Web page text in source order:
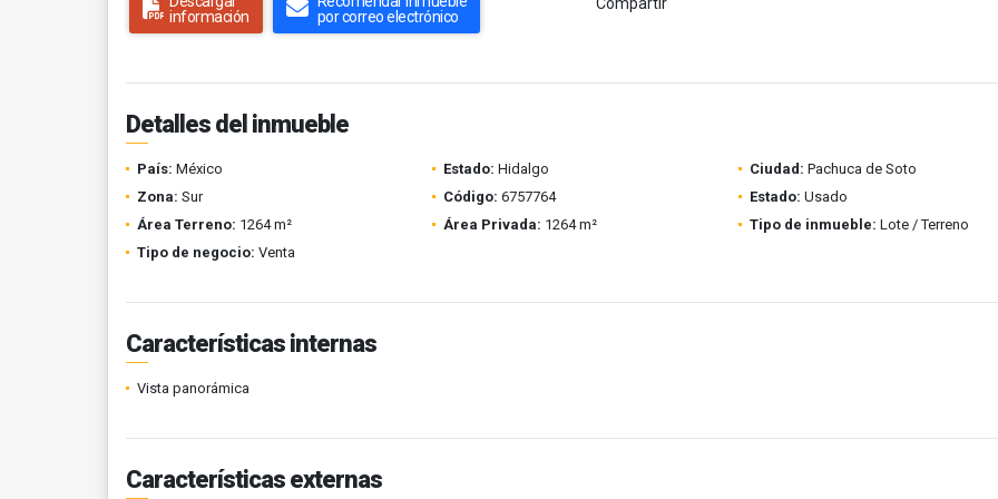
información
por correo electrónico
Detalles del inmueble
País: México Estado: Hidalgo Ciudad: Pachuca de Soto
Zona: Sur Código: 6757764 Estado: Usado
Área Terreno: 1264 m² Área Privada: 1264 m² Tipo de inmueble: Lote / Terreno
Tipo de negocio: Venta
Características internas
Vista panorámica
Características externas